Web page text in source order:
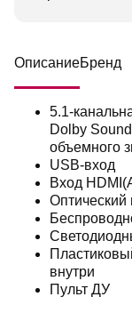
ОписаниеБренд
5.1-
Dolby
объемного
USB-вход
Вход
Оптический
внутри
Пульт ДУ